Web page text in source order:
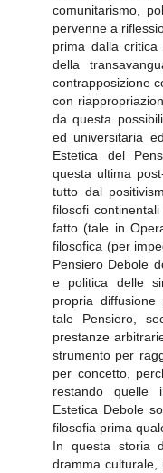
comunitarismo,
pervenne a
prima dalla
della
contrapposizione
con
da questa
ed universitaria
Estetica del
questa ultima
tutto dal
filosofi
fatto (tale in
filosofica (per
Pensiero Debole
e politica delle
propria
tale Pensiero,
prestanze
strumento per
per concetto,
restando quelle
Estetica Debole
filosofia prima
In questa storia
dramma culturale,